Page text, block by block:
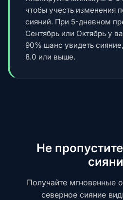
чтобы учесть изменения
сияний. При 5-дневном
Сентябрь или Октябрь у
90% шанс увидеть
8.0 или выше.
Не
Получайте мгновенные
северное сияние